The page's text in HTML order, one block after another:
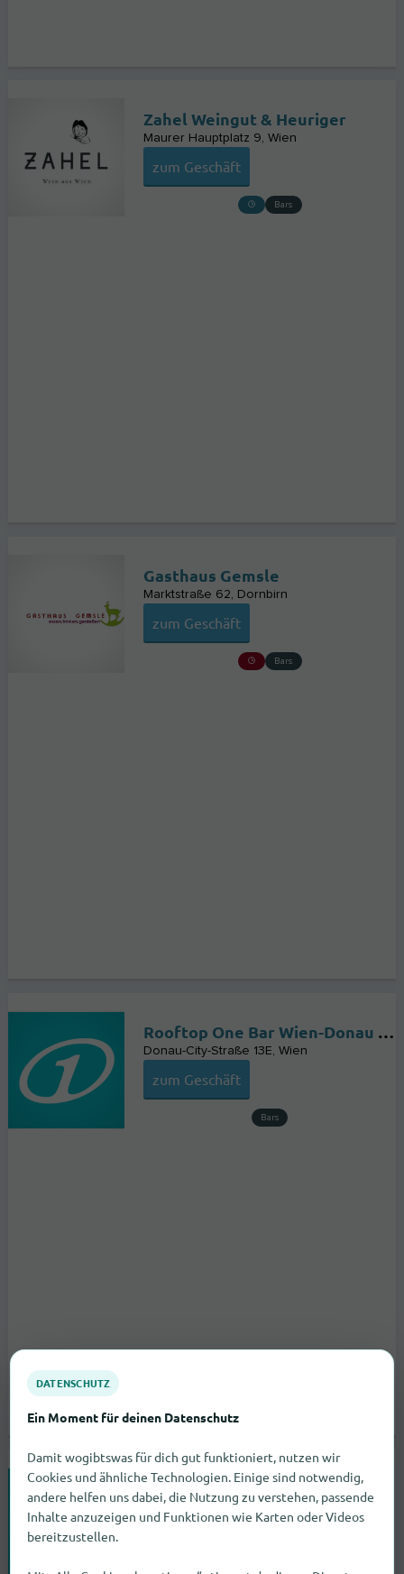
Zahel Weingut & Heuriger
Maurer Hauptplatz 9 Wien
zum Geschäft
Bars
Gasthaus Gemsle
Marktstraße 62 Dornbirn
zum Geschäft
Bars
Rooftop One Bar Wien-Donau City
Donau-City-Straße 13E Wien
zum Geschäft
Bars
Rooftop One Bar Innsbruck
Südbahnstraße 1
DATENSCHUTZ
Ein Moment für deinen Datenschutz
Damit wogibtswas für dich gut funktioniert, nutzen wir
Cookies und ähnliche Technologien. Einige sind notwendig,
andere helfen uns dabei, die Nutzung zu verstehen, passende
Inhalte anzuzeigen und Funktionen wie Karten oder Videos
bereitzustellen.